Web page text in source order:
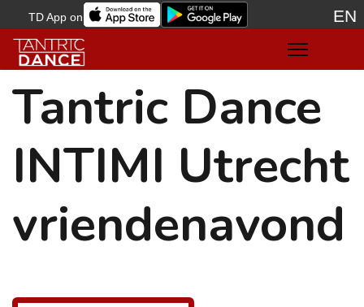
TD App on EN
Tantric Dance
INTIMI Utrecht
vriendenavond